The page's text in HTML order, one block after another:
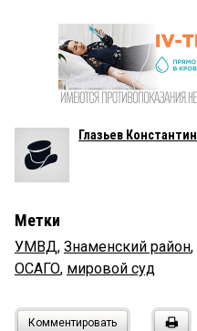
Глазьев Константин
Метки
УМВД, Знаменский район,
ОСАГО, мировой суд
Комментировать